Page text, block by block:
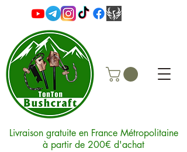
Livraison gratuite en France Métropolitaine
à partir de 200€ d'achat